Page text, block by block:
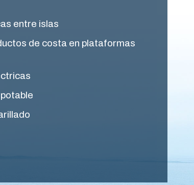
entre islas
de costa en plataformas